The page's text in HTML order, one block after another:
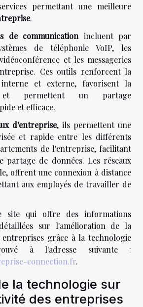
permettant une meilleure
.
de communication incluent par
de téléphonie VoIP, les
et les messageries
Ces outils renforcent la
interne et externe, favorisent la
et permettent un partage
et efficace.
d'entreprise, ils permettent une
et rapide entre les différents
de l'entreprise, facilitant
partage de données. Les réseaux
offrent une connexion à distance
aux employés de travailler de
site qui offre des informations
sur l'amélioration de la
entreprises grâce à la technologie
à l'adresse suivante :
connection.fr.
la technologie sur
des entreprises